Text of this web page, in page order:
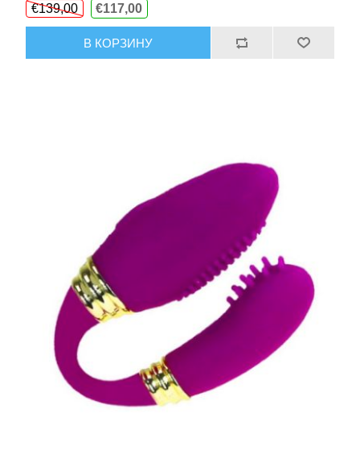
€139,00 €117,00
В КОРЗИНУ